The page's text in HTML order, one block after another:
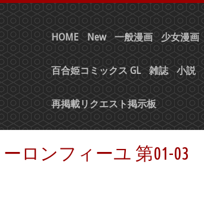
HOME New 一般漫画 少女漫画
百合姫コミックス GL 雑誌 小説
再掲載リクエスト掲示板
ロンフィーユ 第01-03